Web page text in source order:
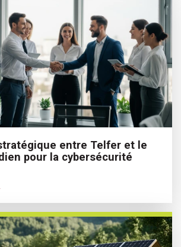
entre Telfer et le
pour la cybersécurité